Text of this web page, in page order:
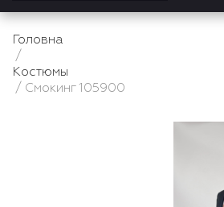
Головна
/
Костюмы
/ Смокинг 105900